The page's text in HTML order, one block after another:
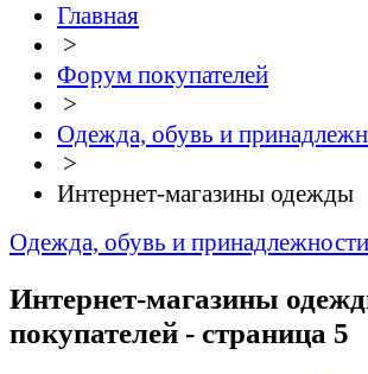
Главная
>
Форум покупателей
>
Одежда, обувь и
>
Интернет-магазины одежды
Одежда, обувь и принадлежности
Интернет-магазины
покупателей - страница 5